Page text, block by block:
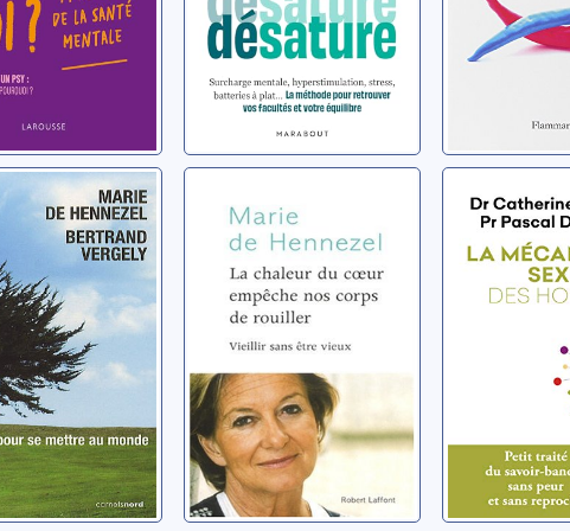
?
méthode pour
retrouver vos
facultés et votre
équilibre
pour se
au
Marie de
coeur empêche
nos corps de
rouiller: [vieillir
sans être vieux]
Hennezel, Marie de
La
sexuelle
Solano,